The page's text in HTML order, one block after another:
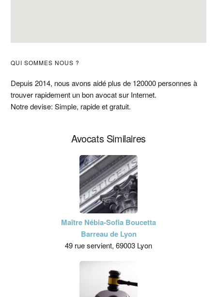
Barre
latérale
principale
QUI SOMMES NOUS ?
Depuis 2014, nous avons aidé plus de 120000 personnes à
trouver rapidement un bon avocat sur Internet.
Notre devise: Simple, rapide et gratuit.
Avocats Similaires
Maître Nébia-Sofia Boucetta
Barreau de Lyon
49 rue servient, 69003 Lyon